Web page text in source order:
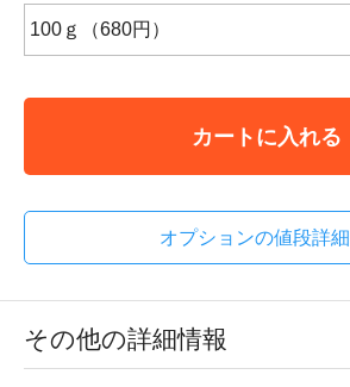
カートに入れる
オプションの値段詳細
その他の詳細情報